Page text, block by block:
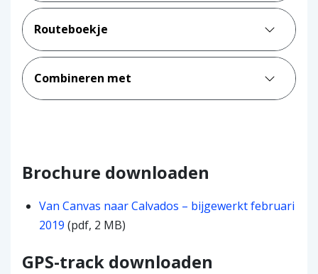
Routeboekje
Combineren met
Brochure downloaden
Van Canvas naar Calvados – bijgewerkt februari
2019 (pdf, 2 MB)
GPS-track downloaden